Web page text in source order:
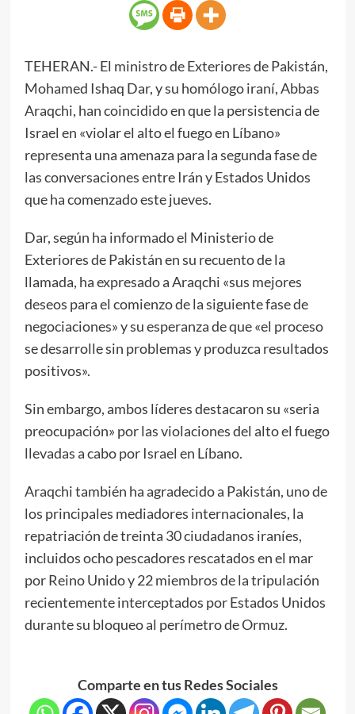
TEHERAN.- El ministro de Exteriores de Pakistán,
Mohamed Ishaq Dar, y su homólogo iraní, Abbas
Araqchi, han coincidido en que la persistencia de
Israel en «violar el alto el fuego en Líbano»
representa una amenaza para la segunda fase de
las conversaciones entre Irán y Estados Unidos
que ha comenzado este jueves.
Dar, según ha informado el Ministerio de
Exteriores de Pakistán en su recuento de la
llamada, ha expresado a Araqchi «sus mejores
deseos para el comienzo de la siguiente fase de
negociaciones» y su esperanza de que «el proceso
se desarrolle sin problemas y produzca resultados
positivos».
Sin embargo, ambos líderes destacaron su «seria
preocupación» por las violaciones del alto el fuego
llevadas a cabo por Israel en Líbano.
Araqchi también ha agradecido a Pakistán, uno de
los principales mediadores internacionales, la
repatriación de treinta 30 ciudadanos iraníes,
incluidos ocho pescadores rescatados en el mar
por Reino Unido y 22 miembros de la tripulación
recientemente interceptados por Estados Unidos
durante su bloqueo al perímetro de Ormuz.
Comparte en tus Redes Sociales